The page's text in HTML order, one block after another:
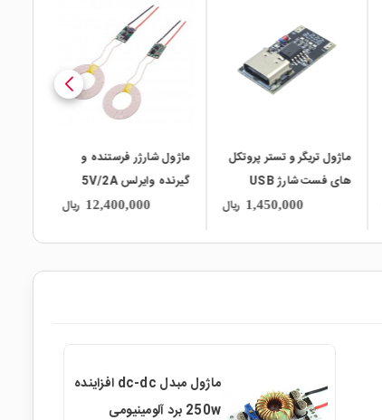
ماژول تریگر و تستر پروتکل
های فست شارژ USB
1,450,000 ریال
ماژول شارژر فرستنده و
گیرنده وایرلس 5V/2A
12,400,000 ریال
ماژول مبدل dc-dc افزاینده
250w برد آلومینیومی